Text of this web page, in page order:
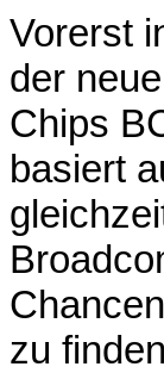
Vorerst
der
Chips
basiert
zu